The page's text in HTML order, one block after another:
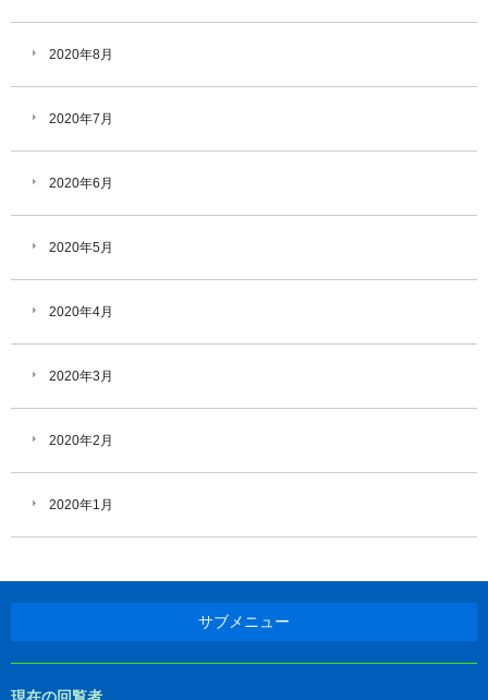
2020年8月
2020年7月
2020年6月
2020年5月
2020年4月
2020年3月
2020年2月
2020年1月
サブメニュー